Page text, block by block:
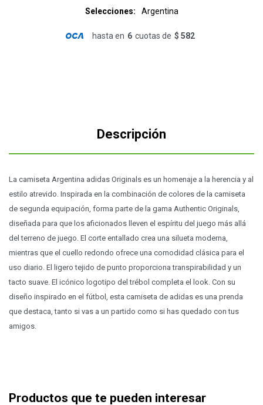
Selecciones
Argentina
hasta en 6 cuotas de $ 582
Descripción
La camiseta Argentina adidas Originals es un homenaje a la herencia y al
estilo atrevido. Inspirada en la combinación de colores de la camiseta
de segunda equipación, forma parte de la gama Authentic Originals,
diseñada para que los aficionados lleven el espíritu del juego más allá
del terreno de juego. El corte entallado crea una silueta moderna,
mientras que el cuello redondo ofrece una comodidad clásica para el
uso diario. El ligero tejido de punto proporciona transpirabilidad y un
tacto suave. El icónico logotipo del trébol completa el look. Con su
diseño inspirado en el fútbol, esta camiseta de adidas es una prenda
que destaca, tanto si vas a un partido como si has quedado con tus
amigos.
Productos que te pueden interesar